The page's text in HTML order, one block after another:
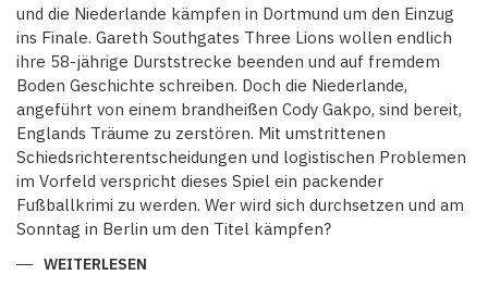
und die Niederlande kämpfen in Dortmund um den Einzug
ins Finale. Gareth Southgates Three Lions wollen endlich
ihre 58-jährige Durststrecke beenden und auf fremdem
Boden Geschichte schreiben. Doch die Niederlande,
angeführt von einem brandheißen Cody Gakpo, sind bereit,
Englands Träume zu zerstören. Mit umstrittenen
Schiedsrichterentscheidungen und logistischen Problemen
im Vorfeld verspricht dieses Spiel ein packender
Fußballkrimi zu werden. Wer wird sich durchsetzen und am
Sonntag in Berlin um den Titel kämpfen?
WEITERLESEN